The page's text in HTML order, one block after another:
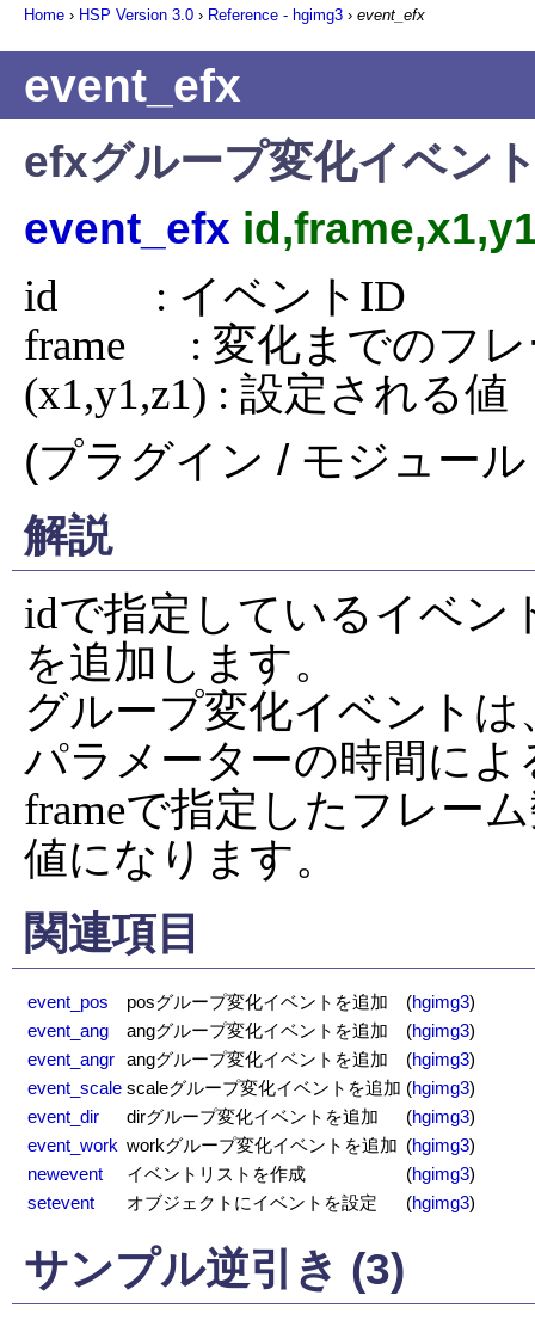
Home › HSP Version 3.0 › Reference - hgimg3 › event_efx
event_efx
efxグループ変化イベン
event_efx
id         : イベントID
frame      : 変化までのフ
(x1,y1,z1) : 設定される値
(プラグイン / モジュー
解説
idで指定しているイベン
を追加します。
グループ変化イベント
パラメーターの時間に
frameで指定したフレー
値になります。
関連項目
event_pos posグループ変化イベントを追加 (hgimg3)
event_ang
angグループ変化イベントを追加 (hgimg3)
event_angr angグループ変化イベントを追加 (hgimg3)
event_scale scaleグループ変化イベントを追加 (hgimg3)
event_dir
dirグループ変化イベントを追加 (hgimg3)
event_work workグループ変化イベントを追加 (hgimg3)
newevent
イベントリストを作成 (hgimg3)
setevent
オブジェクトにイベントを設定 (hgimg3)
サンプル逆引き (3)